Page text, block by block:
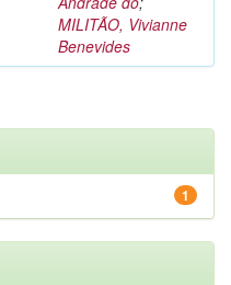
MILITÃO, Vivianne
Benevides
1